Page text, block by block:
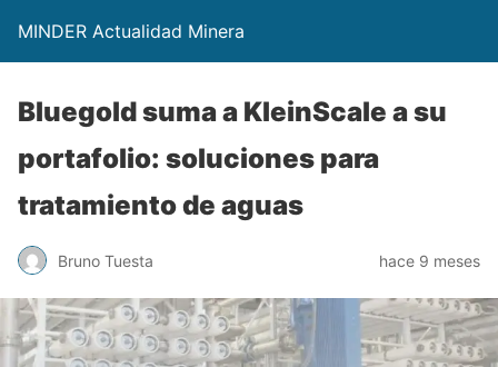
MINDER Actualidad Minera
Bluegold suma a KleinScale a su
portafolio: soluciones para
tratamiento de aguas
Bruno Tuesta hace 9 meses